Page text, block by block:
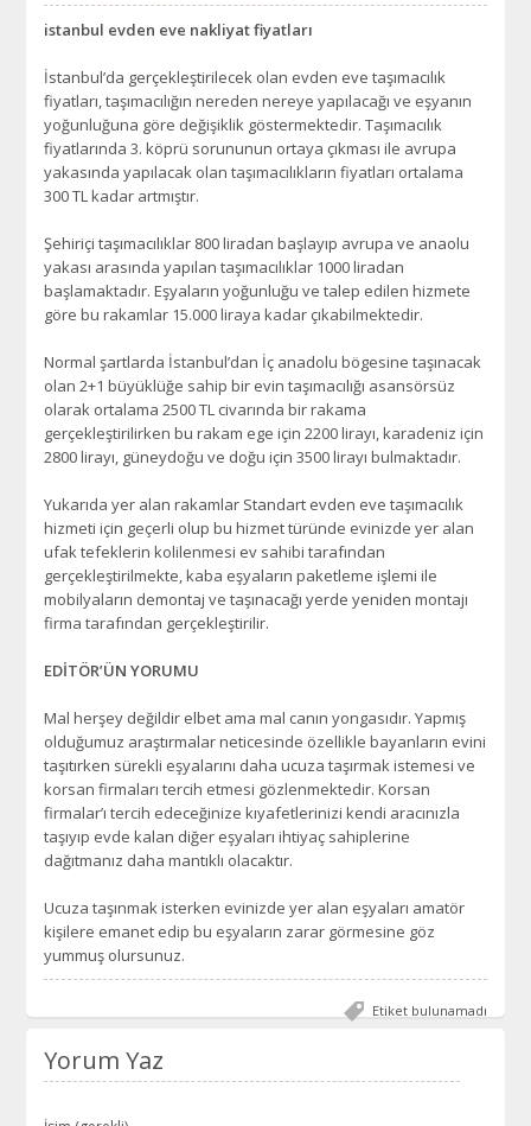
istanbul evden eve nakliyat fiyatları
İstanbul’da gerçekleştirilecek olan evden eve taşımacılık
fiyatları, taşımacılığın nereden nereye yapılacağı ve eşyanın
yoğunluğuna göre değişiklik göstermektedir. Taşımacılık
fiyatlarında 3. köprü sorununun ortaya çıkması ile avrupa
yakasında yapılacak olan taşımacılıkların fiyatları ortalama
300 TL kadar artmıştır.
Şehiriçi taşımacılıklar 800 liradan başlayıp avrupa ve anaolu
yakası arasında yapılan taşımacılıklar 1000 liradan
başlamaktadır. Eşyaların yoğunluğu ve talep edilen hizmete
göre bu rakamlar 15.000 liraya kadar çıkabilmektedir.
Normal şartlarda İstanbul’dan İç anadolu bögesine taşınacak
olan 2+1 büyüklüğe sahip bir evin taşımacılığı asansörsüz
olarak ortalama 2500 TL civarında bir rakama
gerçekleştirilirken bu rakam ege için 2200 lirayı, karadeniz için
2800 lirayı, güneydoğu ve doğu için 3500 lirayı bulmaktadır.
Yukarıda yer alan rakamlar Standart evden eve taşımacılık
hizmeti için geçerli olup bu hizmet türünde evinizde yer alan
ufak tefeklerin kolilenmesi ev sahibi tarafından
gerçekleştirilmekte, kaba eşyaların paketleme işlemi ile
mobilyaların demontaj ve taşınacağı yerde yeniden montajı
firma tarafından gerçekleştirilir.
EDİTÖR’ÜN YORUMU
Mal herşey değildir elbet ama mal canın yongasıdır. Yapmış
olduğumuz araştırmalar neticesinde özellikle bayanların evini
taşıtırken sürekli eşyalarını daha ucuza taşırmak istemesi ve
korsan firmaları tercih etmesi gözlenmektedir. Korsan
firmalar’ı tercih edeceğinize kıyafetlerinizi kendi aracınızla
taşıyıp evde kalan diğer eşyaları ihtiyaç sahiplerine
dağıtmanız daha mantıklı olacaktır.
Ucuza taşınmak isterken evinizde yer alan eşyaları amatör
kişilere emanet edip bu eşyaların zarar görmesine göz
yummuş olursunuz.
Etiket bulunamadı
Yorum Yaz